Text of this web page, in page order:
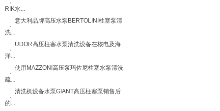
RIK水...
意大利品牌高压水泵BERTOLINI柱塞泵清
洗...
UDOR高压柱塞水泵清洗设备在核电及海
洋...
使用MAZZONI高压泵玛佐尼柱塞水泵清洗
疏...
清洗机设备水泵GIANT高压柱塞泵销售后
的...